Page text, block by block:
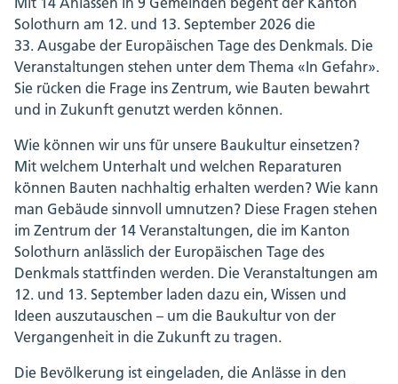
Solothurn am 12. und 13. September 2026 die
33. Ausgabe der Europäischen Tage des Denkmals. Die
Veranstaltungen stehen unter dem Thema «In Gefahr».
Sie rücken die Frage ins Zentrum, wie Bauten bewahrt
und in Zukunft genutzt werden können.
Wie können wir uns für unsere Baukultur einsetzen?
Mit welchem Unterhalt und welchen Reparaturen
können Bauten nachhaltig erhalten werden? Wie kann
man Gebäude sinnvoll umnutzen? Diese Fragen stehen
im Zentrum der 14 Veranstaltungen, die im Kanton
Solothurn anlässlich der Europäischen Tage des
Denkmals stattfinden werden. Die Veranstaltungen am
12. und 13. September laden dazu ein, Wissen und
Ideen auszutauschen – um die Baukultur von der
Vergangenheit in die Zukunft zu tragen.
Die Bevölkerung ist eingeladen, die Anlässe in den